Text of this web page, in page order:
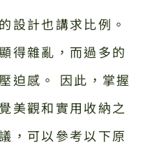
設計也講求比例。
得雜亂，而過多的
迫感。 因此，掌握
美觀和實用收納之
，可以參考以下原